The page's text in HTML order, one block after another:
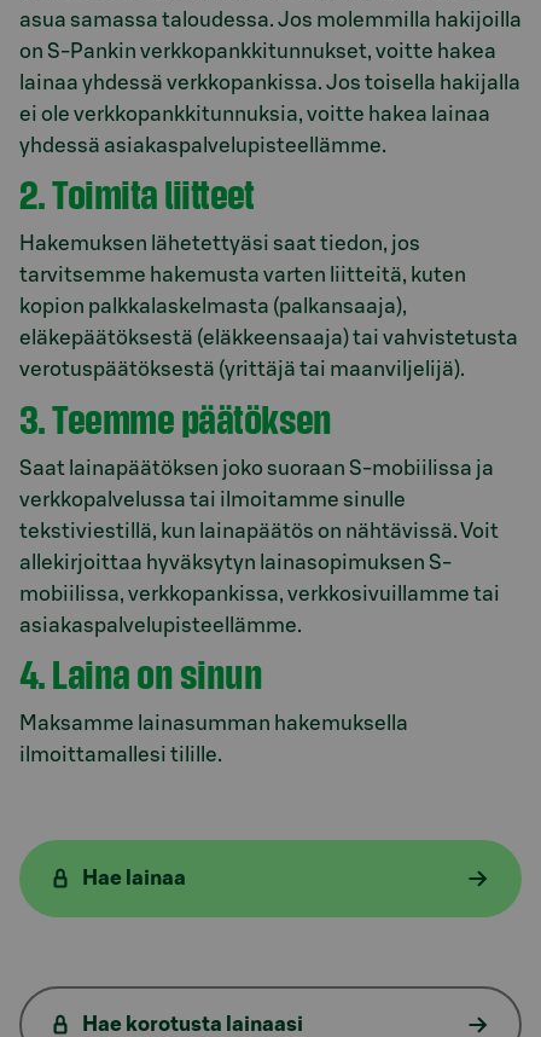
asua samassa taloudessa. Jos molemmilla hakijoilla
on S-Pankin verkkopankkitunnukset, voitte hakea
lainaa yhdessä verkkopankissa. Jos toisella hakijalla
ei ole verkkopankkitunnuksia, voitte hakea lainaa
yhdessä asiakaspalvelupisteellämme.
2. Toimita liitteet
Hakemuksen lähetettyäsi saat tiedon, jos
tarvitsemme hakemusta varten liitteitä, kuten
kopion palkkalaskelmasta (palkansaaja),
eläkepäätöksestä (eläkkeensaaja) tai vahvistetusta
verotuspäätöksestä (yrittäjä tai maanviljelijä).
3. Teemme päätöksen
Saat lainapäätöksen joko suoraan S-mobiilissa ja
verkkopalvelussa tai ilmoitamme sinulle
tekstiviestillä, kun lainapäätös on nähtävissä. Voit
allekirjoittaa hyväksytyn lainasopimuksen S-
mobiilissa, verkkopankissa, verkkosivuillamme tai
asiakaspalvelupisteellämme.
4. Laina on sinun
Maksamme lainasumman hakemuksella
ilmoittamallesi tilille.
Hae lainaa
Hae korotusta lainaasi